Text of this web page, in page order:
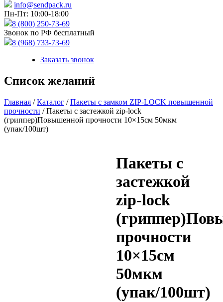
info@sendpack.ru
Пн-Пт: 10:00-18:00
8 (800) 250-73-69
Звонок по РФ бесплатный
8 (968) 733-73-69
Заказать звонок
Список желаний
Главная /Каталог /Пакеты с замком ZIP-LOCK повышенной
прочности / Пакеты с застежкой zip-lock
(гриппер)Повышенной прочности 10×15см 50мкм
(упак/100шт)
Пакеты с
застежкой
zip-lock
прочности
10×15см
50мкм
(упак/100шт)